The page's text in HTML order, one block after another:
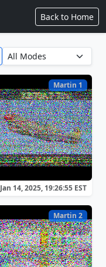
Back to Home
Martin 1
Jan 14, 2025, 19:26:55 EST
Martin 2